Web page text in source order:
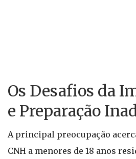
Os Desafios da
e Preparação
A principal preocupação
CNH a menores de 18 anos